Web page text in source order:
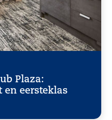
Plaza:
en eersteklas